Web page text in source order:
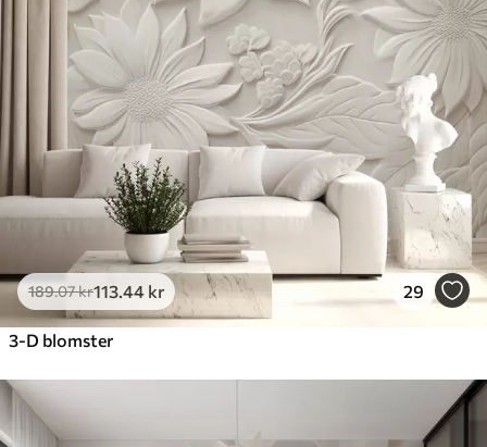
189.07kr113 .44 kr 29
3-D blomster